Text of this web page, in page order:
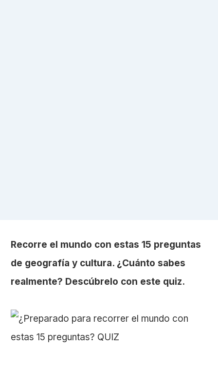
Recorre el mundo con estas 15 preguntas
de geografía y cultura. ¿Cuánto sabes
realmente? Descúbrelo con este quiz.